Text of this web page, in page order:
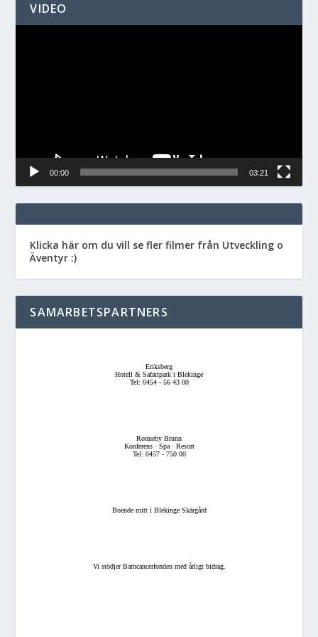
VIDEO
00:00 03:21
Klicka här om du vill se fler filmer från Utveckling o
Äventyr :)
SAMARBETSPARTNERS
Eriksberg
Hotell & Safaripark i Blekinge
Tel: 0454 - 56 43 00
Ronneby Brunn
Konferens · Spa · Resort
Tel: 0457 - 750 00
Boende mitt i Blekinge Skärgård
Vi stödjer Barncancerfonden med årligt bidrag.